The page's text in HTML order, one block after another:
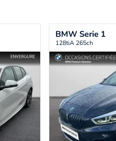
BMWSerie 1
128tiA 265ch